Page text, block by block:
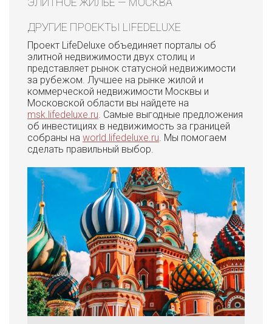
ДРУГИЕ ПРОЕКТЫ LIFEDELUXE
Проект LifeDeluxe объединяет порталы об
элитной недвижимости двух столиц и
представляет рынок статусной недвижимости
за рубежом. Лучшее на рынке жилой и
коммерческой недвижимости Москвы и
Московской области вы найдете на
msk.lifedeluxe.ru. Самые выгодные предложения
об инвестициях в недвижимость за границей
собраны на world.lifedeluxe.ru. Мы помогаем
сделать правильный выбор.